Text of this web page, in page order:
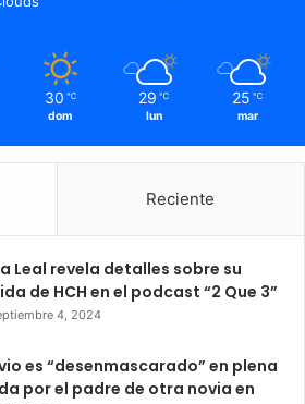
30 ℃
dom
29 ℃
lun
25 ℃
mar
Reciente
Leal revela detalles sobre su
de HCH en el podcast “2 Que 3”
4, 2024
es “desenmascarado” en plena
por el padre de otra novia en